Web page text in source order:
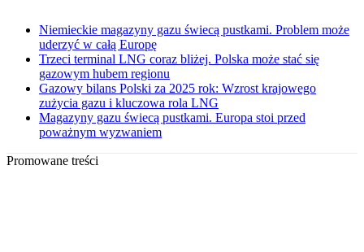
Niemieckie magazyny gazu świecą pustkami. Problem może
uderzyć w całą Europę
Trzeci terminal LNG coraz bliżej. Polska może stać się
gazowym hubem regionu
Gazowy bilans Polski za 2025 rok: Wzrost krajowego
zużycia gazu i kluczowa rola LNG
Magazyny gazu świecą pustkami. Europa stoi przed
poważnym wyzwaniem
Promowane treści